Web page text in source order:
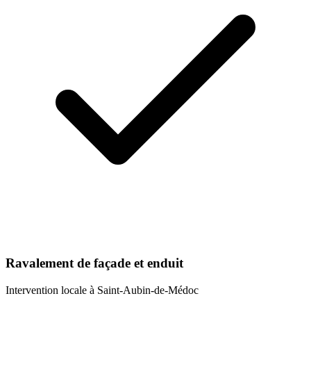
Ravalement de façade et enduit
Intervention locale à Saint-Aubin-de-Médoc